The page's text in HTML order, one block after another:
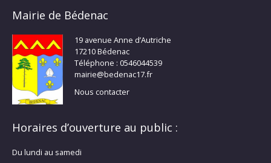
Mairie de Bédenac
19 avenue Anne d’Autriche
17210 Bédenac
Téléphone : 0546044539
mairie@bedenac17.fr
Nous contacter
Horaires d’ouverture au public :
Du lundi au samedi